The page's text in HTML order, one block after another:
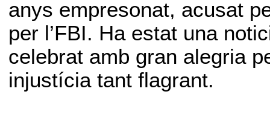
anys empresonat, acusat
per l’FBI. Ha estat una
celebrat amb gran alegria
injustícia tant flagrant.